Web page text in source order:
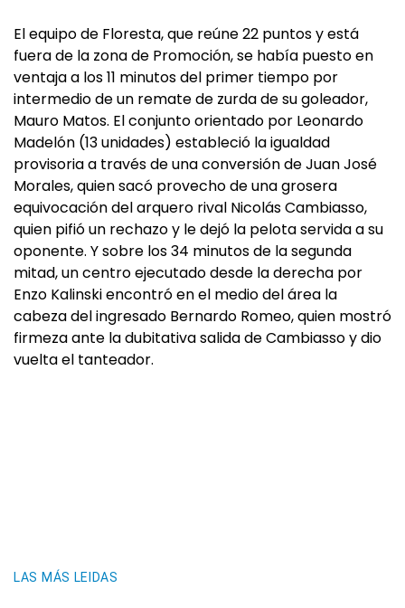
El equipo de Floresta, que reúne 22 puntos y está
fuera de la zona de Promoción, se había puesto en
ventaja a los 11 minutos del primer tiempo por
intermedio de un remate de zurda de su goleador,
Mauro Matos. El conjunto orientado por Leonardo
Madelón (13 unidades) estableció la igualdad
provisoria a través de una conversión de Juan José
Morales, quien sacó provecho de una grosera
equivocación del arquero rival Nicolás Cambiasso,
quien pifió un rechazo y le dejó la pelota servida a su
oponente. Y sobre los 34 minutos de la segunda
mitad, un centro ejecutado desde la derecha por
Enzo Kalinski encontró en el medio del área la
cabeza del ingresado Bernardo Romeo, quien mostró
firmeza ante la dubitativa salida de Cambiasso y dio
vuelta el tanteador.
LAS MÁS LEIDAS